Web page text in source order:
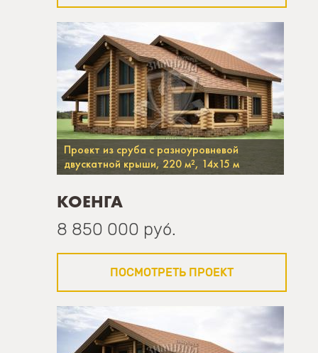
Проект из сруба с разноуровневой
двускатной крыши, 220 м², 14х15 м
КОЕНГА
8 850 000 руб.
ПОСМОТРЕТЬ ПРОЕКТ